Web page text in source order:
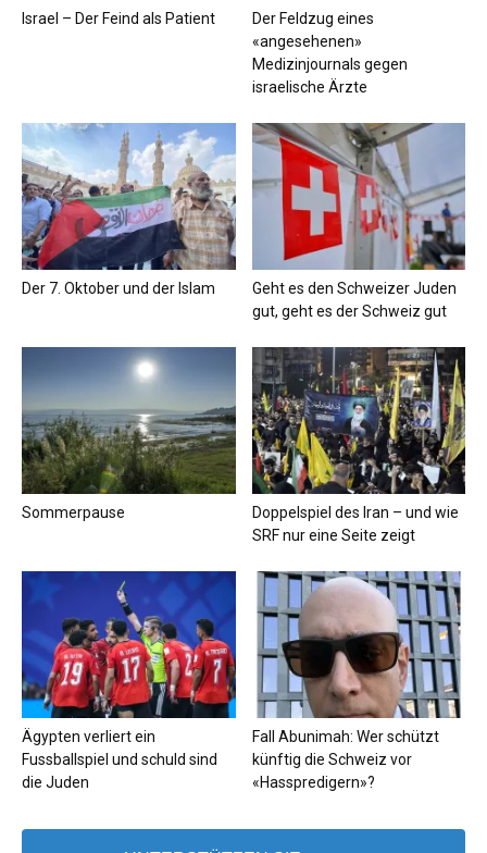
Israel – Der Feind als Patient
Der Feldzug eines
«angesehenen»
Medizinjournals gegen
israelische Ärzte
Der 7. Oktober und der Islam
Geht es den Schweizer Juden
gut, geht es der Schweiz gut
Sommerpause
Doppelspiel des Iran – und wie
SRF nur eine Seite zeigt
Ägypten verliert ein
Fussballspiel und schuld sind
die Juden
Fall Abunimah: Wer schützt
künftig die Schweiz vor
«Hasspredigern»?